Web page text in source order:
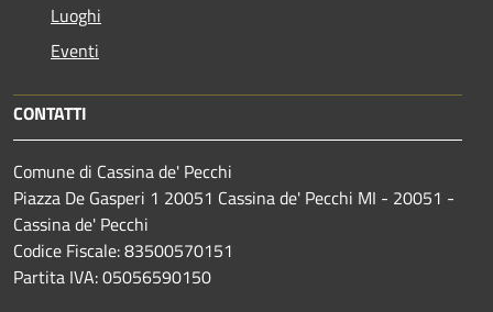
Luoghi
Eventi
CONTATTI
Comune di Cassina de' Pecchi
Piazza De Gasperi 1 20051 Cassina de' Pecchi MI - 20051 -
Cassina de' Pecchi
Codice Fiscale: 83500570151
Partita IVA: 05056590150